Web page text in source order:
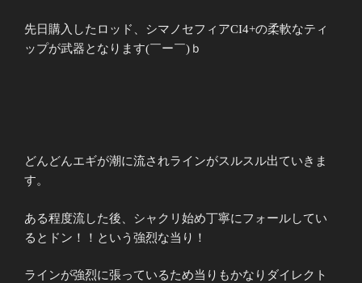
先日購入したロッド、シマノセフィアCI4+の柔軟なティ
ップが武器となります(￣ー￣)ｂ
どんどんエギが潮に流されラインがスルスル出ていきま
す。
ある程度流した後、シャクリ始め丁寧にフォールしてい
るとドン！！という強烈な当り！
ラインが強烈に張っているため当りもかなりダイレクト